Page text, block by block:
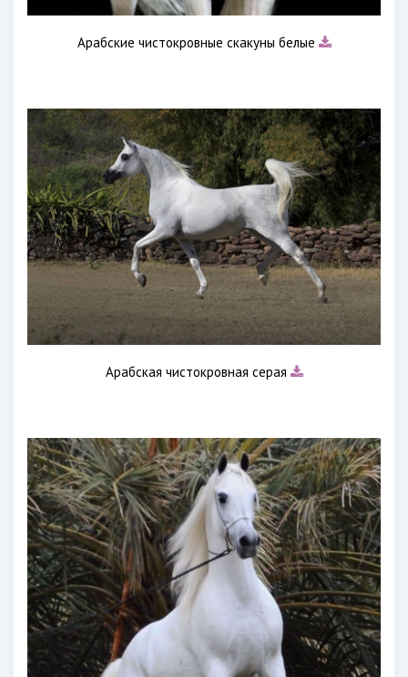
Арабские чистокровные скакуны белые
Арабская чистокровная серая